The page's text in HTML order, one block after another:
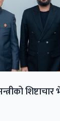
शिष्टाचार